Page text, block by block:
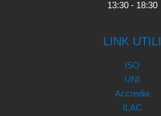
13:30 - 18:30
LINK UTILI
ISO
UNI
Accredia
ILAC